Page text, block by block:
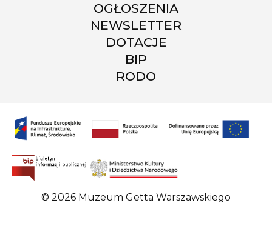
OGŁOSZENIA
NEWSLETTER
DOTACJE
BIP
RODO
© 2026 Muzeum Getta Warszawskiego